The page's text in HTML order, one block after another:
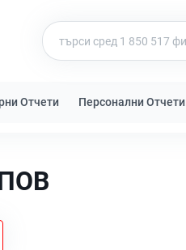
Отчети Персонални Отчети